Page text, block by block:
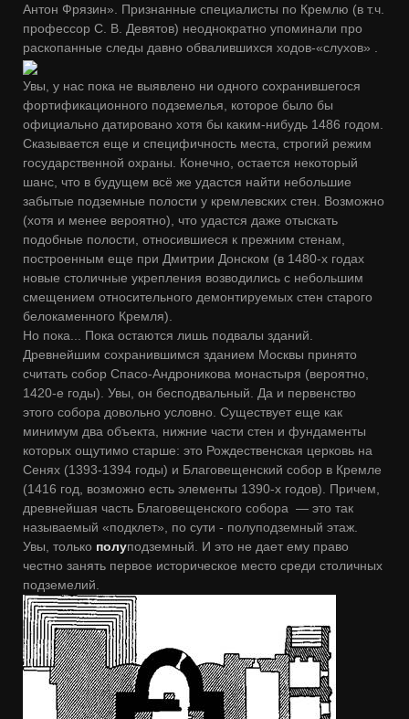
Антон Фрязин». Признанные специалисты по Кремлю (в т.ч.
профессор С. В. Девятов) неоднократно упоминали про
раскопанные следы давно обвалившихся ходов-«слухов» .
Увы, у нас пока не выявлено ни одного сохранившегося
фортификационного подземелья, которое было бы
официально датировано хотя бы каким-нибудь 1486 годом.
Сказывается еще и специфичность места, строгий режим
государственной охраны. Конечно, остается некоторый
шанс, что в будущем всё же удастся найти небольшие
забытые подземные полости у кремлевских стен. Возможно
(хотя и менее вероятно), что удастся даже отыскать
подобные полости, относившиеся к прежним стенам,
построенным еще при Дмитрии Донском (в 1480-х годах
новые столичные укрепления возводились с небольшим
смещением относительного демонтируемых стен старого
белокаменного Кремля).
Но пока... Пока остаются лишь подвалы зданий.
Древнейшим сохранившимся зданием Москвы принято
считать собор Спасо-Андроникова монастыря (вероятно,
1420-е годы). Увы, он бесподвальный. Да и первенство
этого собора довольно условно. Существует еще как
минимум два объекта, нижние части стен и фундаменты
которых ощутимо старше: это Рождественская церковь на
Сенях (1393-1394 годы) и Благовещенский собор в Кремле
(1416 год, возможно есть элементы 1390-х годов). Причем,
древнейшая часть Благовещенского собора ― это так
называемый «подклет», по сути - полуподземный этаж.
Увы, только полуподземный. И это не дает ему право
честно занять первое историческое место среди столичных
подземелий.